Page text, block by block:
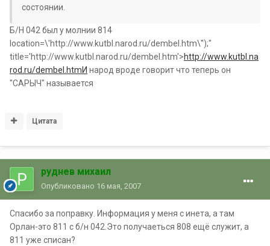
состоянии.
Б/Н 042 был у молнии 814
location=\'http://www.kutbl.narod.ru/dembel.htm\'');"
title='http://www.kutbl.narod.ru/dembel.htm'>http://www.kutbl.na
rod.ru/dembel.htmИ народ вроде говорит что теперь он
"САРЫЧ" называется
Цитата
руднев михаил
Опубликовано 16 мая, 2007
Спасибо за поправку. Информация у меня с инета, а там
Орлан-это 811 с б/н 042.Это получаеться 808 ещё служит, а
811 уже списан?